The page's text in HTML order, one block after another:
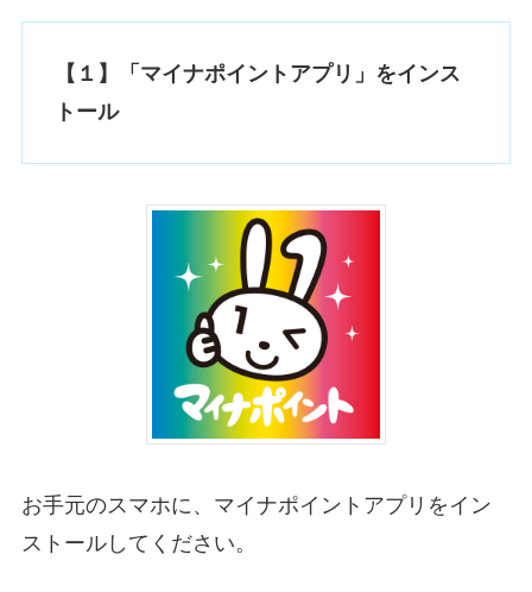
【１】「マイナポイントアプリ」をインス
トール
お手元のスマホに、マイナポイントアプリをイン
ストールしてください。